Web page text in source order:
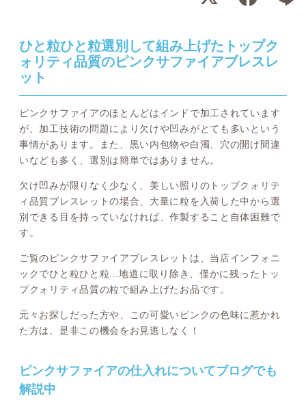
ひと粒ひと粒選別して組み上げたトップク
ォリティ品質のピンクサファイアブレスレ
ット
ピンクサファイアのほとんどはインドで加工されています
が、加工技術の問題により欠けや凹みがとても多いという
事情があります。また、黒い内包物や白濁、穴の開け間違
いなども多く、選別は簡単ではありません。
欠け凹みが限りなく少なく、美しい照りのトップクォリテ
ィ品質ブレスレットの場合、大量に粒を入荷した中から選
別できる目を持っていなければ、作製すること自体困難で
す。
ご覧のピンクサファイアブレスレットは、当店インフォニ
ックでひと粒ひと粒...地道に取り除き、僅かに残ったトッ
プクォリティ品質の粒で組み上げたお品です。
元々お探しだった方や、この可愛いピンクの色味に惹かれ
た方は、是非この機会をお見逃しなく！
ピンクサファイアの仕入れについてブログでも
解説中